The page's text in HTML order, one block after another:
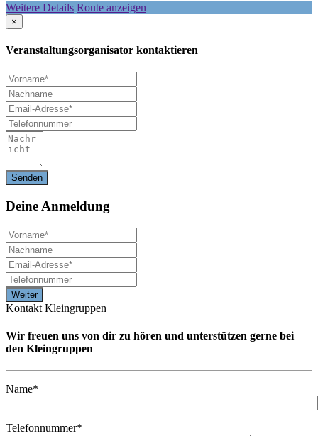
Weitere Details Route anzeigen
×
Veranstaltungsorganisator kontaktieren
Deine Anmeldung
Kontakt Kleingruppen
Wir freuen uns von dir zu hören und unterstützen gerne bei
den Kleingruppen
Name*
Telefonnummer*